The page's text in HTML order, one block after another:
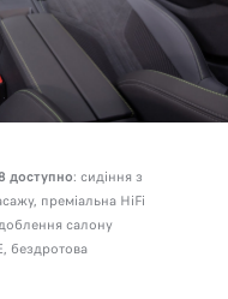
доступно: сидіння з
преміальна HiFi
салону
бездротова